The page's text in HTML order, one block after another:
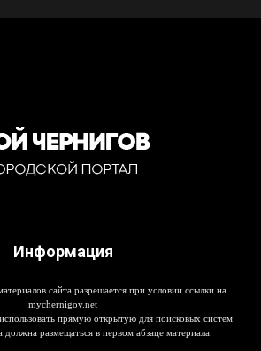
Информация
сайта разрешается при условии ссылки на
mychernigov.net
прямую открытую для поисковых систем
должна размещаться в первом абзаце материала.